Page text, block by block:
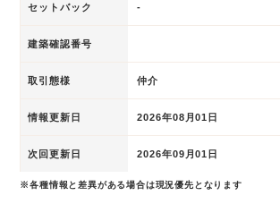
セットバック -
建築確認番号
取引態様 仲介
情報更新日 2026年08月01日
次回更新日 2026年09月01日
※各種情報と差異がある場合は現況優先となります